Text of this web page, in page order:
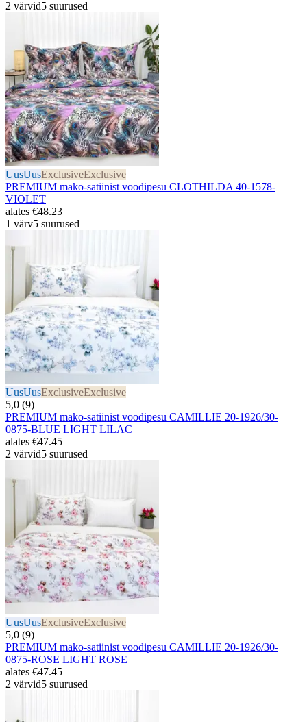
2 värvid5 suurused
UusUusExclusiveExclusive
PREMIUM mako-satiinist voodipesu CLOTHILDA 40-1578-
VIOLET
alates €48.23
1 värv5 suurused
UusUusExclusiveExclusive
5,0 (9)
PREMIUM mako-satiinist voodipesu CAMILLIE 20-1926/30-
0875-BLUE LIGHT LILAC
alates €47.45
2 värvid5 suurused
UusUusExclusiveExclusive
5,0 (9)
PREMIUM mako-satiinist voodipesu CAMILLIE 20-1926/30-
0875-ROSE LIGHT ROSE
alates €47.45
2 värvid5 suurused